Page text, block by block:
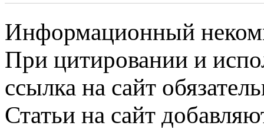
Информационный
При цитировании и
ссылка на сайт
Статьи на сайт